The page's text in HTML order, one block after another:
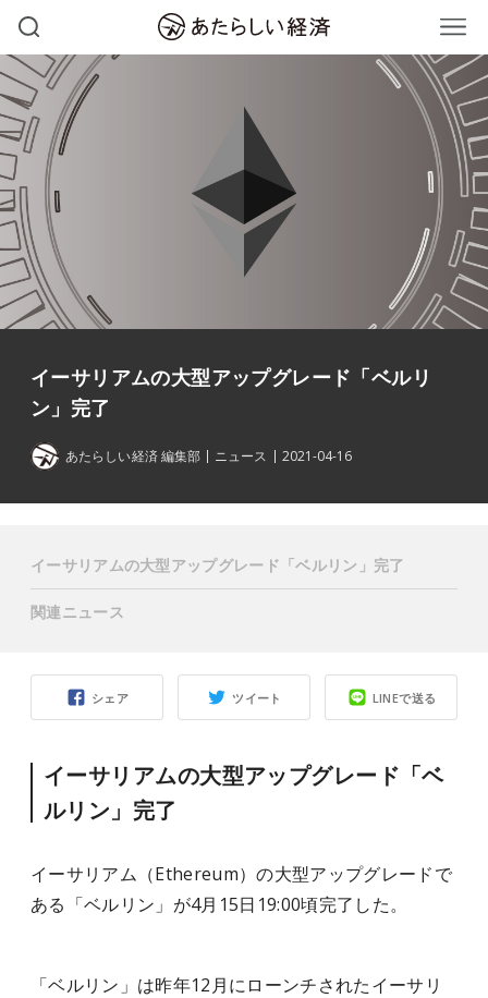
イーサリアムの大型アップグレード「ベルリ
ン」完了
あたらしい経済 編集部 ニュース 2021-04-16
シェア ツイート LINEで送る
イーサリアムの大型アップグレード「ベ
ルリン」完了
イーサリアム（Ethereum）の大型アップグレードで
ある「ベルリン」が4月15日19:00頃完了した。
「ベルリン」は昨年12月にローンチされたイーサリ
イーサリアムの大型アップグレード「ベルリン」完了
関連ニュース